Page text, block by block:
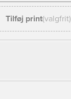
Tilføj print(valgfrit)